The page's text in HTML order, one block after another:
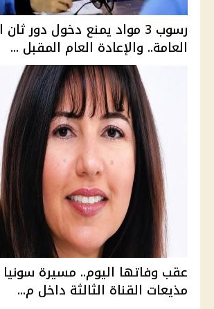
رسوب 3 مواد يمنع دخول دور ثان
العامة.. والإعادة العام المقبل ...
عقب وفاتها اليوم.. مسيرة
مذيعات القناة الثالثة داخل م...